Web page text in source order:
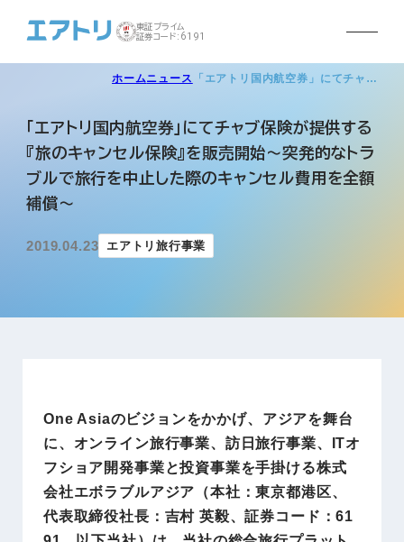
東証プライム
証券コード:6191
ホームニュース 「エアトリ国内航空券」にてチャ…
「エアトリ国内航空券」にてチャブ保険が提供する
『旅のキャンセル保険』を販売開始～突発的なトラ
ブルで旅行を中止した際のキャンセル費用を全額
補償～
2019.04.23 エアトリ旅行事業
One Asiaのビジョンをかかげ、アジアを舞台
に、オンライン旅行事業、訪日旅行事業、ITオ
フショア開発事業と投資事業を手掛ける株式
会社エボラブルアジア（本社：東京都港区、
代表取締役社長：吉村 英毅、証券コード：61